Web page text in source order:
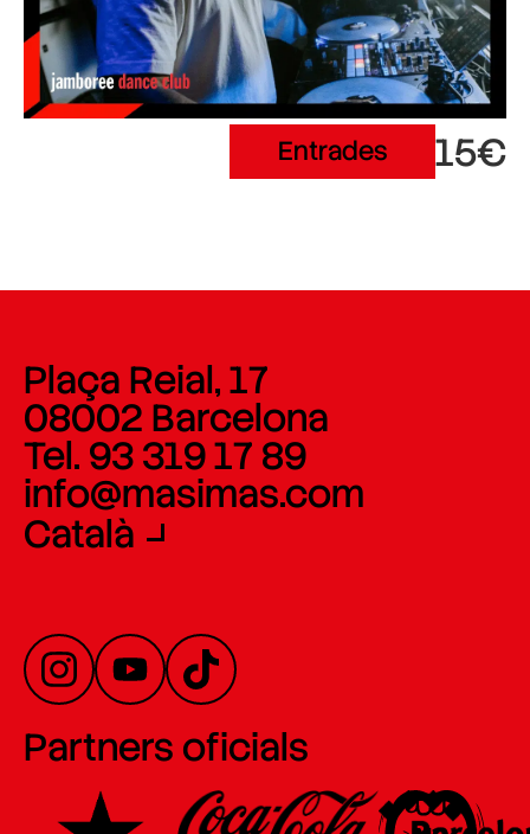
Entrades 15€
Plaça Reial, 17
08002 Barcelona
Tel. 93 319 17 89
info@masimas.com
Català
Partners oficials